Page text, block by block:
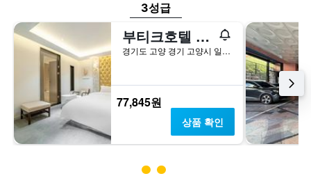
균
가
격
하
는
1
개
있
습
니
에
는
지
난
표
시
하
의
X
축
이
3성급
부티크호텔 K 일산
경기도 고양 경기 고양시 일산동구 무궁화로 31-9 (장항동 735-2)
77,845원
상품 확인
2​성급